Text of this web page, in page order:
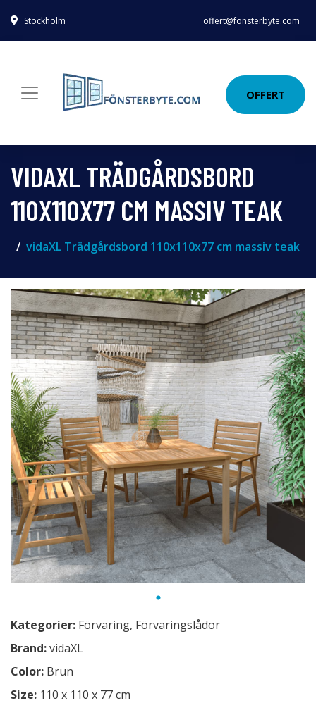
Stockholm offert@fönsterbyte.com
OFFERT
VIDAXL TRÄDGÅRDSBORD
110X110X77 CM MASSIV TEAK
vidaXL Trädgårdsbord 110x110x77 cm massiv teak
Kategorier: Förvaring, Förvaringslådor
Brand:vidaXL
Color: Brun
Size: 110 x 110 x 77 cm